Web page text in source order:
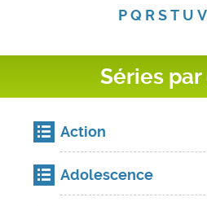
P Q R S T U V
Séries
Action
Adolescence